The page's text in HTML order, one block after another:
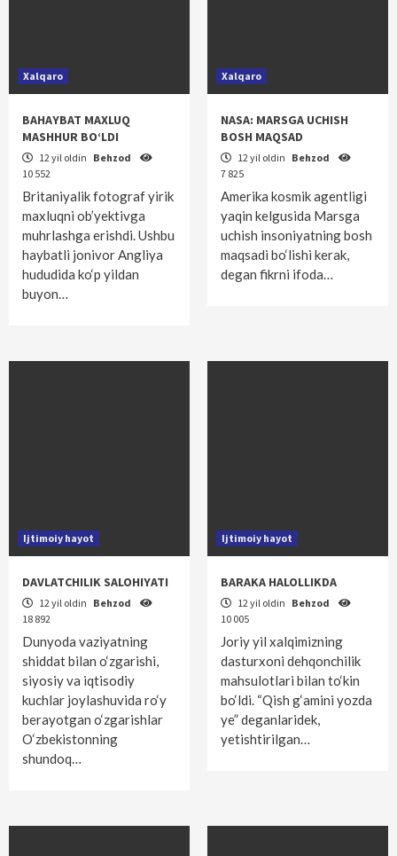
Xalqaro
BAHAYBAT MAXLUQ
MASHHUR BO‘LDI
12 yil oldin Behzod
10 552
Britaniyalik fotograf yirik
maxluqni ob’yektivga
muhrlashga erishdi. Ushbu
haybatli jonivor Angliya
hududida ko‘p yildan
buyon…
Xalqaro
NASA: MARSGA UCHISH
BOSH MAQSAD
12 yil oldin Behzod
7 825
Amerika kosmik agentligi
yaqin kelgusida Marsga
uchish insoniyatning bosh
maqsadi bo‘lishi kerak,
degan fikrni ifoda…
Ijtimoiy hayot
DAVLATCHILIK SALOHIYATI
12 yil oldin Behzod
18 892
Dunyoda vaziyatning
shiddat bilan o‘zgarishi,
siyosiy va iqtisodiy
kuchlar joylashuvida ro‘y
berayotgan o‘zgarishlar
O‘zbekistonning
shundoq…
Ijtimoiy hayot
BARAKA HALOLLIKDA
12 yil oldin Behzod
10 005
Joriy yil xalqimizning
dasturxoni dehqonchilik
mahsulotlari bilan to‘kin
bo‘ldi. “Qish g‘amini yozda
ye” deganlaridek,
yetishtirilgan…